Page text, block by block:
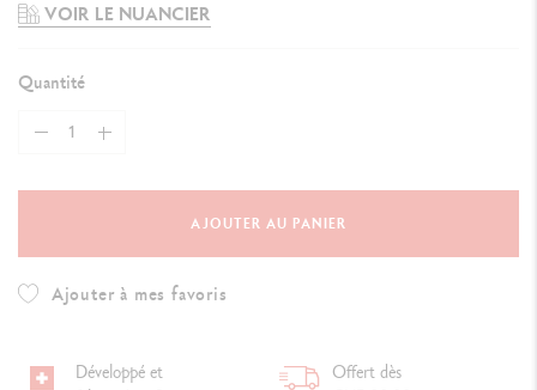
VOIR LE NUANCIER
Quantité
AJOUTER AU PANIER
Ajouter à mes favoris
Développé et
Offert dès